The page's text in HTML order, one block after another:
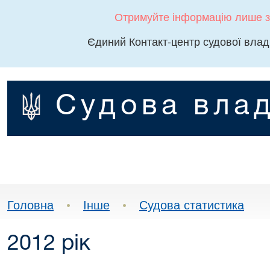
Отримуйте інформацію лише
Єдиний Контакт-центр судової
Судова
Головна • Інше • Судова статистика
2012 рік